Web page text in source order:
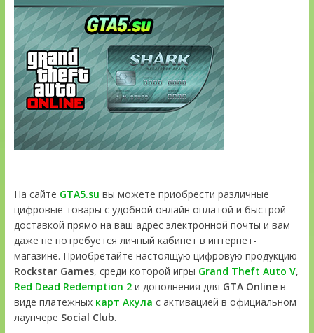
На сайте GTA5.su вы можете приобрести различные
цифровые товары с удобной онлайн оплатой и быстрой
доставкой прямо на ваш адрес электронной почты и вам
даже не потребуется личный кабинет в интернет-
магазине. Приобретайте настоящую цифровую продукцию
Rockstar Games, среди которой игры Grand Theft Auto V,
Red Dead Redemption 2и дополнения для GTA Onlineв
виде платёжных карт Акула с активацией в официальном
лаунчере Social Club.